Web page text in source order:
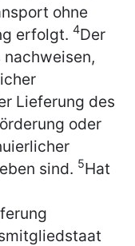
ohne
erfolgt. 4Der
Lieferung des
oder
sind. 5Hat